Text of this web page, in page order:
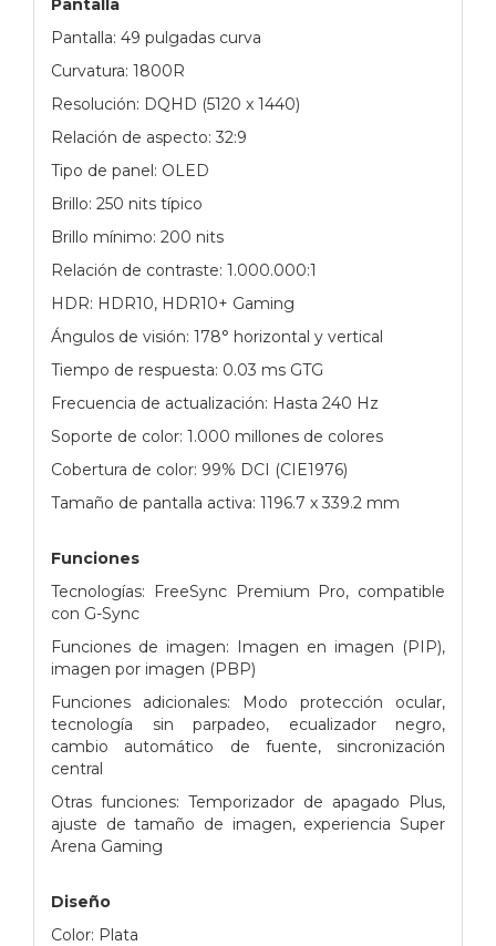
Pantalla
Pantalla: 49 pulgadas curva
Curvatura: 1800R
Resolución: DQHD (5120 x 1440)
Relación de aspecto: 32:9
Tipo de panel: OLED
Brillo: 250 nits típico
Brillo mínimo: 200 nits
Relación de contraste: 1.000.000:1
HDR: HDR10, HDR10+ Gaming
Ángulos de visión: 178° horizontal y vertical
Tiempo de respuesta: 0.03 ms GTG
Frecuencia de actualización: Hasta 240 Hz
Soporte de color: 1.000 millones de colores
Cobertura de color: 99% DCI (CIE1976)
Tamaño de pantalla activa: 1196.7 x 339.2 mm
Funciones
Tecnologías: FreeSync Premium Pro, compatible
con G-Sync
Funciones de imagen: Imagen en imagen (PIP),
imagen por imagen (PBP)
Funciones adicionales: Modo protección ocular,
tecnología sin parpadeo, ecualizador negro,
cambio automático de fuente, sincronización
central
Otras funciones: Temporizador de apagado Plus,
ajuste de tamaño de imagen, experiencia Super
Arena Gaming
Diseño
Color: Plata